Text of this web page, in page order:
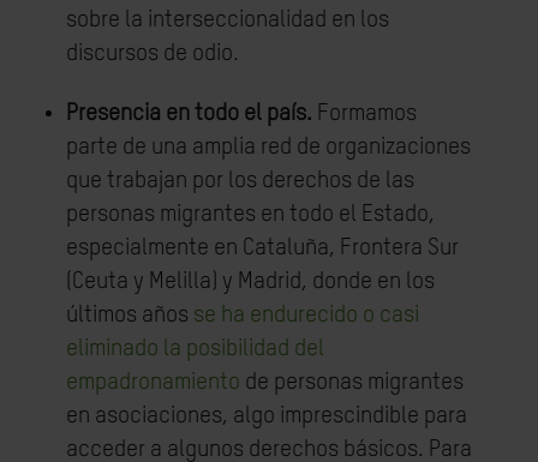
sobre la interseccionalidad en los
discursos de odio.
Presencia en todo el país. Formamos
parte de una amplia red de organizaciones
que trabajan por los derechos de las
personas migrantes en todo el Estado,
especialmente en Cataluña, Frontera Sur
(Ceuta y Melilla) y Madrid, donde en los
últimos años se ha endurecido o casi
eliminado la posibilidad del
empadronamiento de personas migrantes
en asociaciones, algo imprescindible para
acceder a algunos derechos básicos. Para